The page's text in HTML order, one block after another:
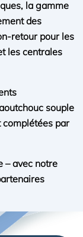
la gamme
des
retour pour les
les centrales
souple
complétées par
– avec notre